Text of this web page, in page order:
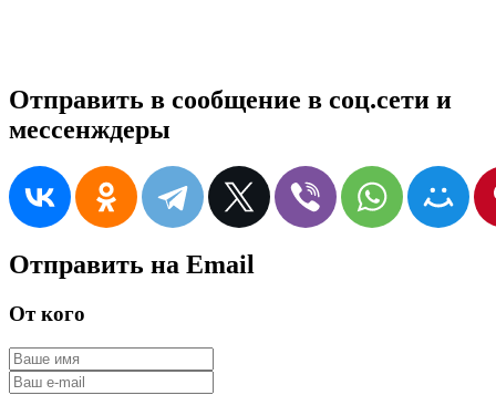
Отправить в сообщение в соц.сети и
мессенждеры
Отправить на Email
От кого